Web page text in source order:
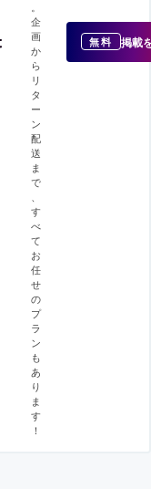
企
画
か
ら
リ
タ
ー
ン
配
送
ま
で
す
べ
て
お
任
せ
の
プ
ラ
ン
も
あ
り
ま
す
！
無料 掲載